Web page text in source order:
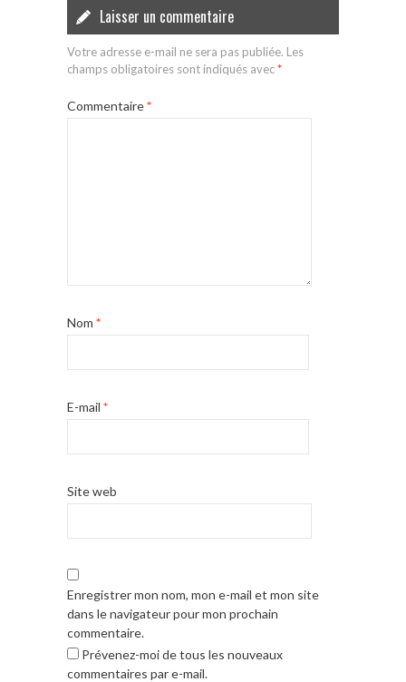
Laisser un commentaire
Votre adresse e-mail ne sera pas publiée. Les
champs obligatoires sont indiqués avec*
Commentaire*
Nom *
E-mail *
Site web
Enregistrer mon nom, mon e-mail et mon site
dans le navigateur pour mon prochain
commentaire.
Prévenez-moi de tous les nouveaux
commentaires par e-mail.